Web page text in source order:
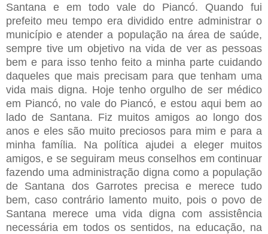
Santana e em todo vale do Piancó. Quando fui
prefeito meu tempo era dividido entre administrar o
município e atender a população na área de saúde,
sempre tive um objetivo na vida de ver as pessoas
bem e para isso tenho feito a minha parte cuidando
daqueles que mais precisam para que tenham uma
vida mais digna. Hoje tenho orgulho de ser médico
em Piancó, no vale do Piancó, e estou aqui bem ao
lado de Santana. Fiz muitos amigos ao longo dos
anos e eles são muito preciosos para mim e para a
minha família. Na política ajudei a eleger muitos
amigos, e se seguiram meus conselhos em continuar
fazendo uma administração digna como a população
de Santana dos Garrotes precisa e merece tudo
bem, caso contrário lamento muito, pois o povo de
Santana merece uma vida digna com assistência
necessária em todos os sentidos, na educação, na